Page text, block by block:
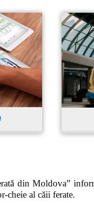
din Moldova”
cheie al căii ferate.